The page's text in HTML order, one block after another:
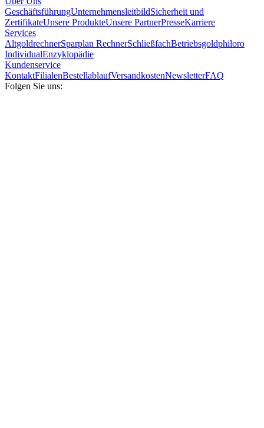
GeschäftsführungUnternehmensleitbildSicherheit und
ZertifikateUnsere ProdukteUnsere PartnerPresseKarriere
Services
AltgoldrechnerSparplan RechnerSchließfachBetriebsgoldphiloro
IndividualEnzyklopädie
Kundenservice
KontaktFilialenBestellablaufVersandkostenNewsletterFAQ
Folgen Sie uns: